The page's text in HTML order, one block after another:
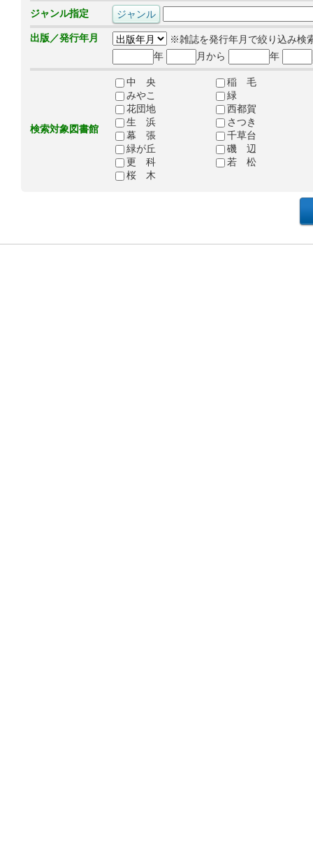
ジャンル指定
出版／発行年月
※雑誌を発行年月で絞り込み検
年
月から 年
検索対象図書館
中 央
稲 毛
みやこ
緑
花団地
西都賀
生 浜
さつき
幕 張
千草台
緑が丘
磯 辺
更 科
若 松
桜 木